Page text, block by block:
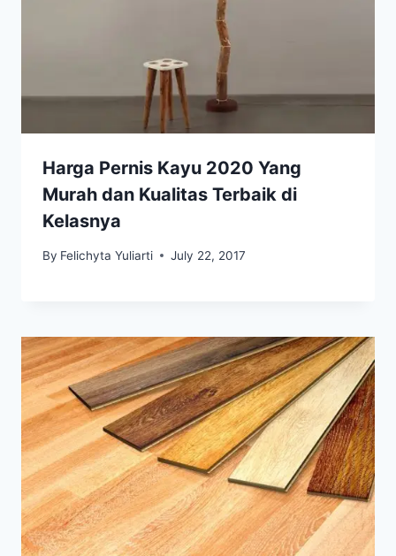
Harga Pernis Kayu 2020 Yang
Murah dan Kualitas Terbaik di
Kelasnya
By Felichyta Yuliarti July 22, 2017